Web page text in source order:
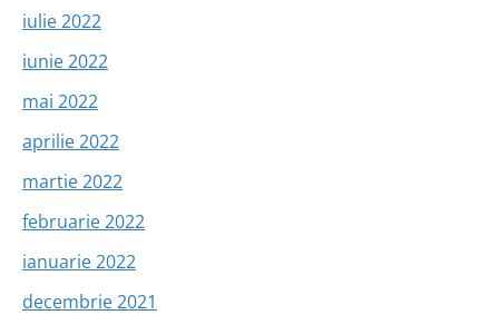
iulie 2022
iunie 2022
mai 2022
aprilie 2022
martie 2022
februarie 2022
ianuarie 2022
decembrie 2021